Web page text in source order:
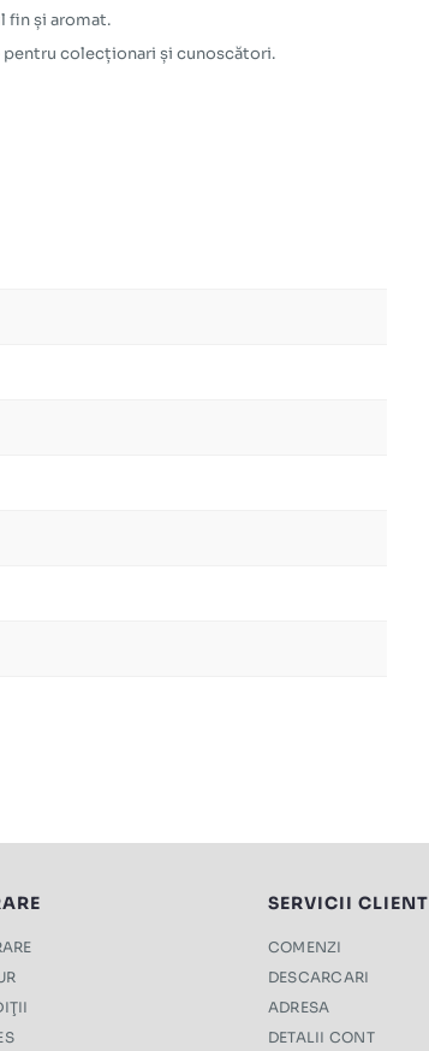
fin și aromat.
pentru colecționari și cunoscători.
SERVICII CLIENT
COMENZI
DESCARCARI
ADRESA
DETALII CONT